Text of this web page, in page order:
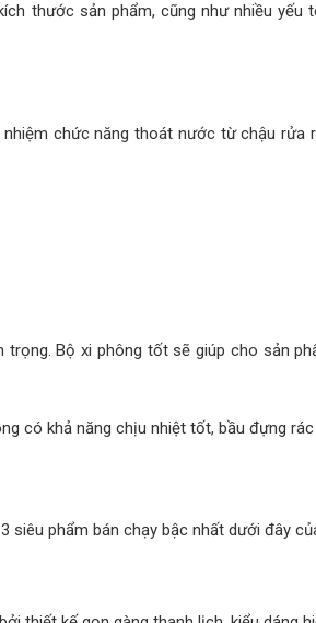
thước sản phẩm, cũng như nhiều yếu
chức năng thoát nước từ chậu
Bộ xi phông tốt sẽ giúp cho sản
có khả năng chịu nhiệt tốt, bầu đựng
siêu phẩm bán chạy bậc nhất dưới đây